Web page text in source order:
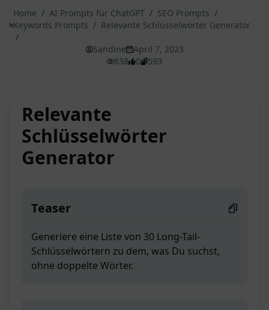
Home / AI Prompts für ChatGPT / SEO Prompts /
Keywords Prompts / Relevante Schlüsselwörter Generator
/
Sandine
April 7, 2023
838
0 593
Relevante
Schlüsselwörter
Generator
Teaser
Generiere eine Liste von 30 Long-Tail-
Schlüsselwörtern zu dem, was Du suchst,
ohne doppelte Wörter.